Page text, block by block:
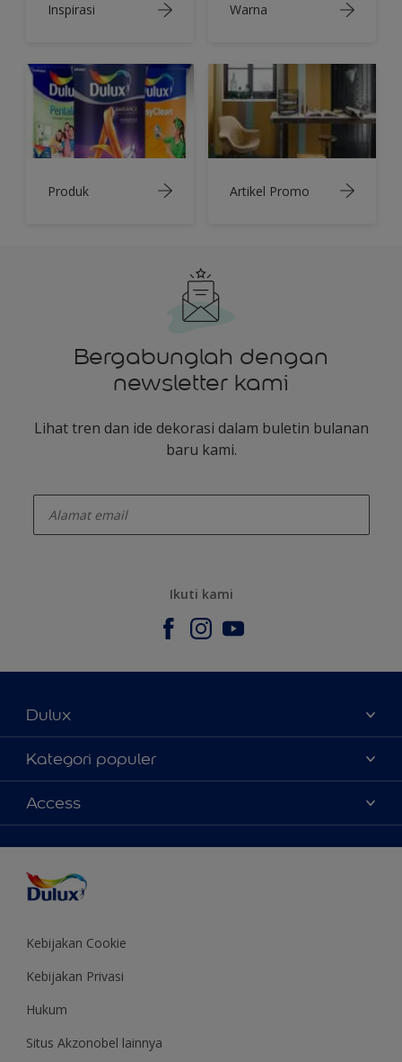
Inspirasi Warna
Produk Artikel Promo
Bergabunglah dengan
newsletter kami
Lihat tren dan ide dekorasi dalam buletin bulanan
baru kami.
Ikuti kami
Dulux
Tentang Kami
Contact us
Temukan toko
Kategori populer
Warna
Produk
Inspirasi
Saran Mendekorasi
Colour of the Year
Access
Kebijakan Cookie
Kebijakan Privasi
Hukum
Situs Akzonobel lainnya